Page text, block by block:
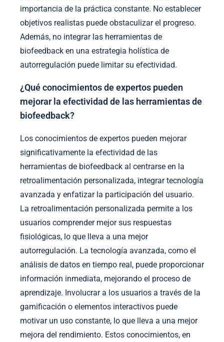
importancia de la práctica constante. No establecer
objetivos realistas puede obstaculizar el progreso.
Además, no integrar las herramientas de
biofeedback en una estrategia holística de
autorregulación puede limitar su efectividad.
¿Qué conocimientos de expertos pueden
mejorar la efectividad de las herramientas de
biofeedback?
Los conocimientos de expertos pueden mejorar
significativamente la efectividad de las
herramientas de biofeedback al centrarse en la
retroalimentación personalizada, integrar tecnología
avanzada y enfatizar la participación del usuario.
La retroalimentación personalizada permite a los
usuarios comprender mejor sus respuestas
fisiológicas, lo que lleva a una mejor
autorregulación. La tecnología avanzada, como el
análisis de datos en tiempo real, puede proporcionar
información inmediata, mejorando el proceso de
aprendizaje. Involucrar a los usuarios a través de la
gamificación o elementos interactivos puede
motivar un uso constante, lo que lleva a una mejor
mejora del rendimiento. Estos conocimientos, en